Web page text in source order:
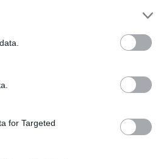
for Targeted
da zaustave